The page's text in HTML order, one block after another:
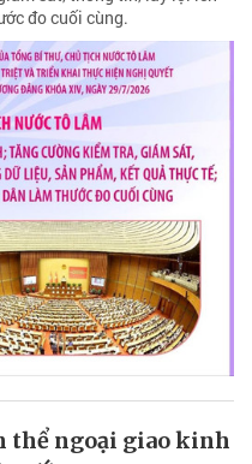
đo cuối cùng.
thể ngoại giao kinh